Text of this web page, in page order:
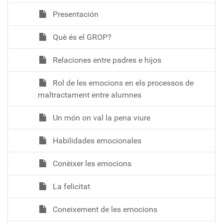
Presentación
Què és el GROP?
Relaciones entre padres e hijos
Rol de les emocions en els processos de
maltractament entre alumnes
Un món on val la pena viure
Habilidades emocionales
Conèixer les emocions
La felicitat
Coneixement de les emocions